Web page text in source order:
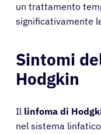
un trattamento
significativamente
Sintomi
Hodgkin
Il linfoma di
nel sistema